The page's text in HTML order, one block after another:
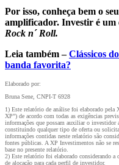
Por isso, conheça bem o
amplificador. Investir é um
Rock n´ Roll.
Leia também –Clássicos
banda favorita?
Elaborado por:
Bruna Sene, CNPI-T 6928
1) Este relatório de análise foi elaborado
XP”) de acordo com todas as exigências
informações que possam auxiliar o investidor
constituindo qualquer tipo de oferta ou
informações contidas neste relatório são
fontes públicas. A XP Investimentos não se
base no presente relatório.
2) Este relatório foi elaborado considerando a
de alocação para cada perfil de investidor.